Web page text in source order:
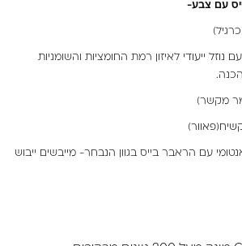
עם צבע-
נוזל ייעודי לאיזון רמת החומציות והשומניות
מקשר)
עם הראבר בייס בגוון הנבחר- מייבשים ייבוש